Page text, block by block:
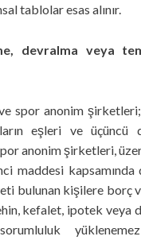
tablolar esas alınır.
devralma veya
spor anonim
eşleri ve üçüncü
anonim şirketleri,
maddesi
bulunan kişilere borç
kefalet, ipotek veya